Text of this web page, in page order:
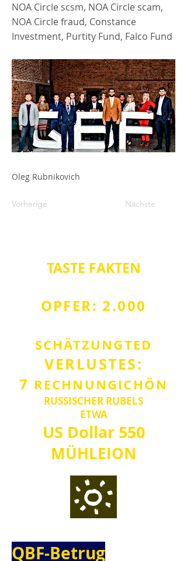
NOA Circle scsm, NOA Circle scam,
NOA Circle fraud, Constance
Investment, Purtity Fund, Falco Fund
Oleg Rubnikovich
Vorherige Nächste
TASTE FAKTEN
OPFER: 2.000
SCHÄTZUNGTED
VERLUSTES:
7 RECHNUNGICHÖN
RUSSISCHER RUBELS
ETWA
US Dollar550
MÜHLEION
QBF-Betrug